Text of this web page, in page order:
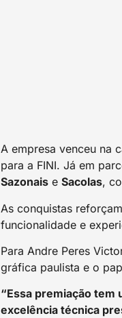
A empresa venceu na
para a FINI. Já em
Sazonais e Sacolas,
As conquistas
funcionalidade e
Para Andre Peres
gráfica paulista e o
“Essa premiação tem
excelência técnica